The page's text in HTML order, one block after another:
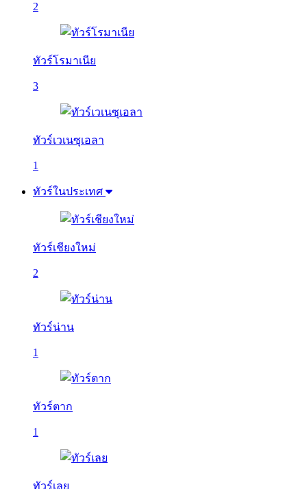
2
ทัวร์โรมาเนีย
3
ทัวร์เวเนซุเอลา
1
ทัวร์ในประเทศ
ทัวร์เชียงใหม่
2
ทัวร์น่าน
1
ทัวร์ตาก
1
ทัวร์เลย